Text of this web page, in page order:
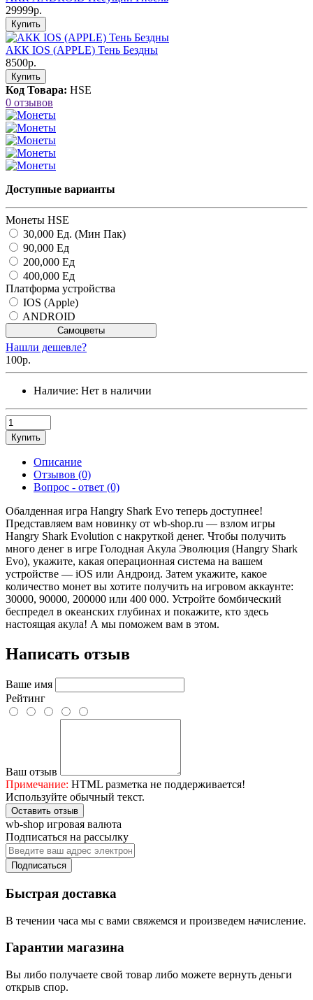
29999р.
Купить
АКК IOS (APPLE) Тень Бездны
8500р.
Купить
Код Товара: HSE
0 отзывов
Доступные варианты
Монеты HSE
30,000 Ед. (Мин Пак)
90,000 Ед
200,000 Ед
400,000 Ед
Платформа устройства
IOS (Apple)
ANDROID
Самоцветы
Нашли дешевле?
100р.
Наличие: Нет в наличии
Купить
Описание
Отзывов (0)
Вопрос - ответ (0)
Обалденная игра Hangry Shark Evo теперь доступнее!
Представляем вам новинку от wb-shop.ru — взлом игры
Hangry Shark Evolution с накруткой денег. Чтобы получить
много денег в игре Голодная Акула Эволюция (Hangry Shark
Evo), укажите, какая операционная система на вашем
устройстве — iOS или Андроид. Затем укажите, какое
количество монет вы хотите получить на игровом аккаунте:
30000, 90000, 200000 или 400 000. Устройте бомбический
беспредел в океанских глубинах и покажите, кто здесь
настоящая акула! А мы поможем вам в этом.
Написать отзыв
Ваше имя
Рейтинг
Ваш отзыв
Примечание: HTML разметка не поддерживается!
Используйте обычный текст.
Оставить отзыв
wb-shop игровая валюта
Подписаться на рассылку
Подписаться
Быстрая доставка
В течении часа мы с вами свяжемся и произведем начисление.
Гарантии магазина
Вы либо получаете свой товар либо можете вернуть деньги
открыв спор.